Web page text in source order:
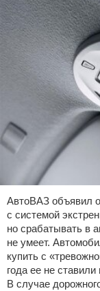
АвтоВАЗ объявил
с системой
но срабатывать в
не умеет.
купить с
года ее не
В случае